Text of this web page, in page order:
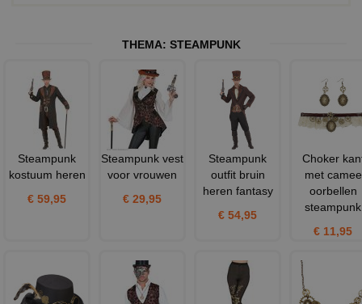
THEMA: STEAMPUNK
Steampunk
kostuum heren
€ 59,95
Steampunk vest
voor vrouwen
€ 29,95
Steampunk
outfit bruin
heren fantasy
€ 54,95
Choker
met camee
oorbellen
steampunk
€ 11,95